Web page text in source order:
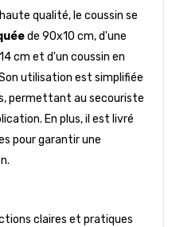
qualité, le coussin se
de 90x10 cm, d'une
cm et d'un coussin en
utilisation est simplifiée
permettant au secouriste
En plus, il est livré
pour garantir une
claires et pratiques